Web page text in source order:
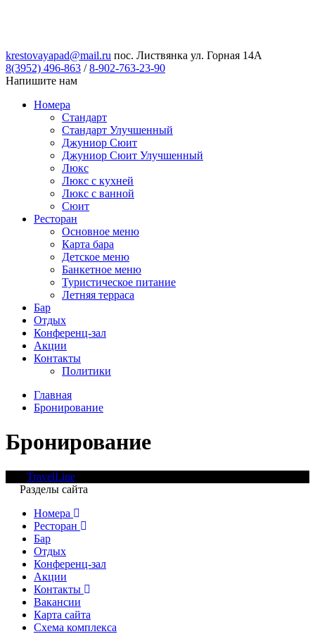
krestovayapad@mail.ru пос. Листвянка ул. Горная 14А
8(3952) 496-863 / 8-902-763-23-90
Напишите нам
Номера
Стандарт
Стандарт Улучшенный
Джуниор Сюит
Джуниор Сюит Улучшенный
Люкс
Люкс с кухней
Люкс с ванной
Сюит
Ресторан
Основное меню
Карта бара
Детское меню
Банкетное меню
Туристическое питание
Летняя терраса
Бар
Отдых
Конференц-зал
Акции
Контакты
Политики
Главная
Бронирование
Бронирование
TravelLine
Разделы сайта
Номера
Ресторан
Бар
Отдых
Конференц-зал
Акции
Контакты
Вакансии
Карта сайта
Cхема комплекса